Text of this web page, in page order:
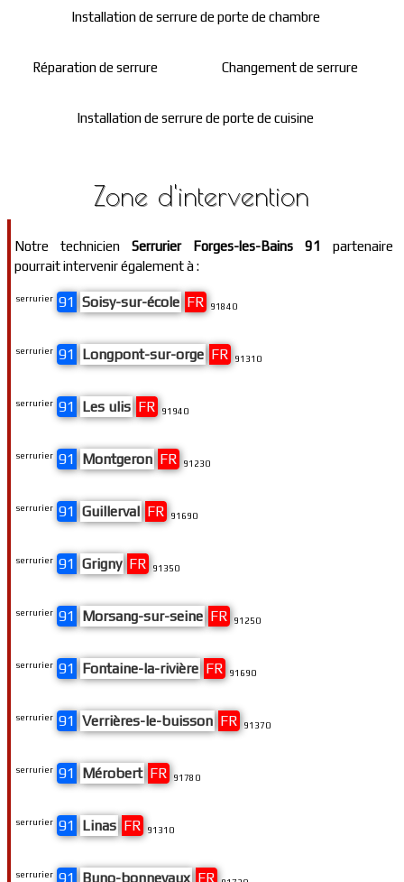
Installation de serrure de porte de chambre
Réparation de serrure Changement de serrure
Installation de serrure de porte de cuisine
Zone d'intervention
Notre technicien Serrurier Forges-les-Bains 91
partenaire
pourrait intervenir également à :
serrurier 91 Buno-bonnevaux FR
serrurier 91 Linas FR 91310
serrurier 91 Mérobert FR 91780
serrurier 91 Verrières-le-buisson FR 91370
serrurier 91 Fontaine-la-rivière FR 91690
serrurier 91 Morsang-sur-seine FR 91250
serrurier 91 Grigny FR 91350
serrurier 91 Guillerval FR 91690
serrurier 91 Montgeron FR 91230
serrurier 91 Les ulis FR 91940
serrurier 91 Longpont-sur-orge FR 91310
serrurier 91 Soisy-sur-école FR 91840